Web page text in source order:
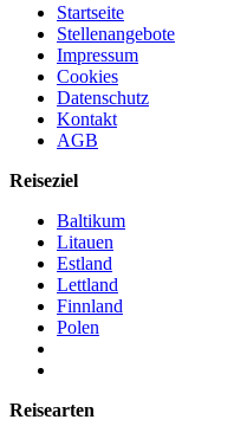
Startseite
Stellenangebote
Impressum
Cookies
Datenschutz
Kontakt
AGB
Reiseziel
Baltikum
Litauen
Estland
Lettland
Finnland
Polen
Reisearten